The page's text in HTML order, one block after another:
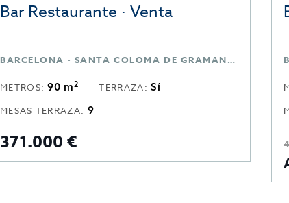
Bar Restaurante · Venta
BARCELONA · SANTA COLOMA DE GRAMANET · BARCELONA
METROS:90 m2 TERRAZA:Sí
MESAS TERRAZA: 9
371.000 €